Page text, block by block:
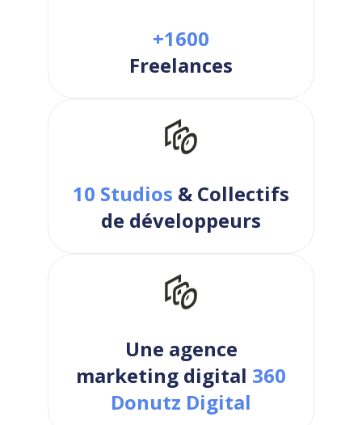
+1600
Freelances
10 Studios & Collectifs
de développeurs
Une agence
marketing digital 360
Donutz Digital